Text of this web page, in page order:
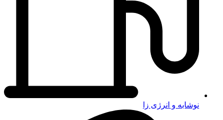
نوشابه و انرژی زا